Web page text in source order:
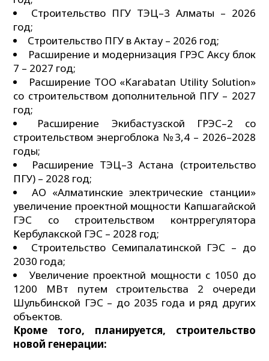
Строительство ПГУ ТЭЦ–3 Алматы – 2026
год;
Строительство ПГУ в Актау – 2026 год;
Расширение и модернизация ГРЭС Аксу блок
7 – 2027 год;
Расширение ТОО «Karabatan Utility Solution»
со строительством дополнительной ПГУ – 2027
год;
Расширение Экибастузской ГРЭС–2 со
строительством энергоблока №3,4 – 2026–2028
годы;
Расширение ТЭЦ–3 Астана (строительство
ПГУ) – 2028 год;
АО «Алматинские электрические станции»
увеличение проектной мощности Капшагайской
ГЭС со строительством контррегулятора
Кербулакской ГЭС – 2028 год;
Строительство Семипалатинской ГЭС – до
2030 года;
Увеличение проектной мощности с 1050 до
1200 МВт путем строительства 2 очереди
Шульбинской ГЭС – до 2035 года и ряд других
объектов.
Кроме того, планируется, строительство
новой генерации: